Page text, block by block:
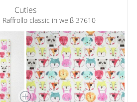
Cuties
Raffrollo classic in weiß 37610